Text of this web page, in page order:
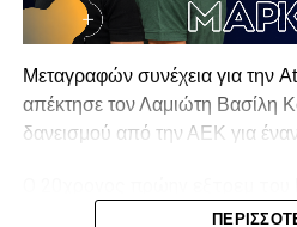
Μεταγραφών συνέχεια για την
απέκτησε τον Λαμιώτη Βασίλη
δανεισμού από την ΑΕΚ για
σεζόν στην Superbet League 2